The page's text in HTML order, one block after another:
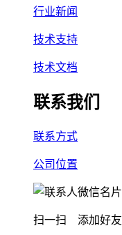
行业新闻
技术支持
技术文档
联系我们
联系方式
公司位置
扫一扫 添加好友